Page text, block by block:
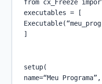
executables = [
]
setup(
name=“Meu Programa”,